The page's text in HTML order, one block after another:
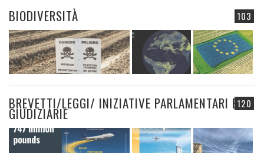
103
BIODIVERSITÀ
120
BREVETTI/LEGGI/ INIZIATIVE PARLAMENTARI E
GIUDIZIARIE